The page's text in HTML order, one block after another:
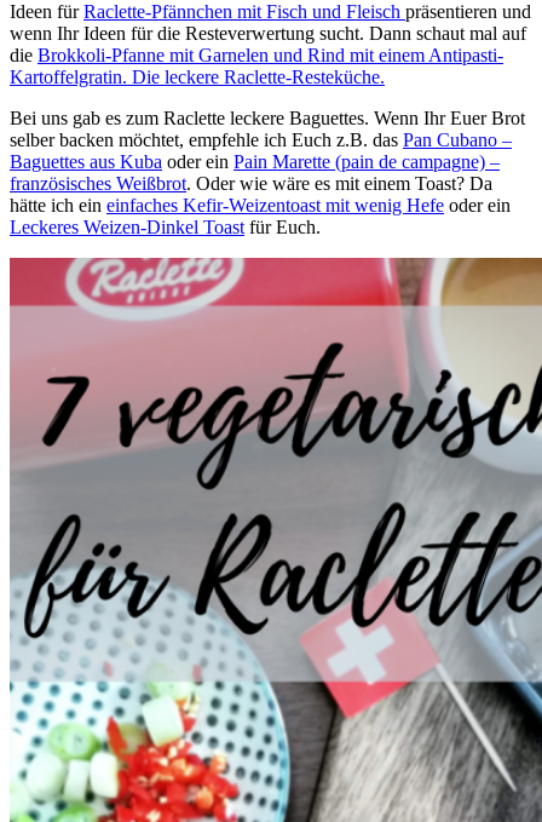
Ideen fürRaclette-Pfännchen mit Fisch und Fleisch präsentieren und
wenn Ihr Ideen für die Resteverwertung sucht. Dann schaut mal auf
die Brokkoli-Pfanne mit Garnelen und Rind mit einem Antipasti-
Kartoffelgratin. Die leckere Raclette-Resteküche.
Bei uns gab es zum Raclette leckere Baguettes. Wenn Ihr Euer Brot
selber backen möchtet, empfehle ich Euch z.B. das Pan Cubano –
Baguettes aus Kuba oder ein Pain Marette (pain de campagne) –
französisches Weißbrot. Oder wie wäre es mit einem Toast? Da
hätte ich ein einfaches Kefir-Weizentoast mit wenig Hefe oder ein
Leckeres Weizen-Dinkel Toast für Euch.